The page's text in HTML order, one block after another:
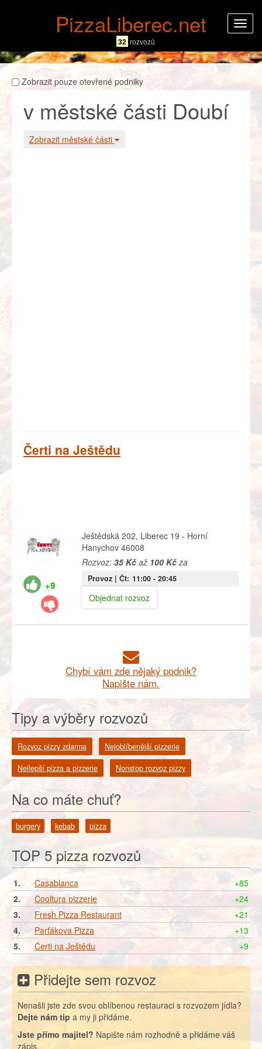
PizzaLiberec.net
32 rozvozů
Zobrazit pouze otevřené podniky
v městské části Doubí
Zobrazit městské části
Čerti na Ještědu
+9
Ještědská 202, Liberec 19 - Horní
Hanychov 46008
Rozvoz: 35 Kčaž 100 Kčza
Provoz | Čt: 11:00- 20:45
Objednat rozvoz
Chybí vám zde nějaký podnik?
Napište nám.
Tipy a výběry rozvozů
Rozvoz pizzy zdarma Nejoblíbenější pizzerie
Nejlepší pizza a pizzerie Nonstop rozvoz pizzy
Na co máte chuť?
burgery kebab pizza
TOP 5 pizza rozvozů
1. Casablanca
+85
2.
Cooltura pizzerie
+24
3.
Fresh Pizza Restaurant
+21
4.
Parťákova Pizza
+13
5.
Čerti na Ještědu +9
Přidejte sem rozvoz
Nenašli jste zde svou oblíbenou restauraci s rozvozem jídla?
Dejte nám tip a my ji přidáme.
Jste přímo majitel? Napište nám rozhodně a přidáme váš
zápis.